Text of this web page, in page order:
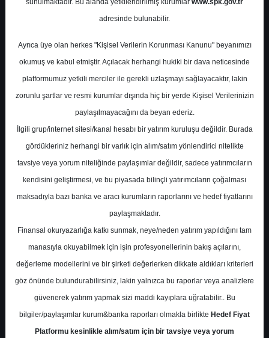
A- A+
SUWEN - 1Ç26 Finansal Sonuçları
Suwen Tekstil 1Ç26’da satış gelirlerini yıllık
%2,5 azalışla 1,26 milyar TL seviyesinde
açıkladı. Brüt kâr yıllık %5 artışla 613 milyon
TL’ye yükselirken, brüt kâr marjı 354 baz
puan iyileşerek %48,5 seviyesine çıktı. Buna
karşın operasyonel kârlılık tarafında zayıf
görünüm devam etti; FAVÖK yıllık bazda
yatay kalarak 84 milyon TL seviyesinde
sunulmaktadır. Bu alanda yetkilendirilmiş kurumlar www.spk.gov.tr
adresinde bulunabilir.
Ayrıca üye olan herkes "Kişisel Verilerin Korunması Kanunu" beyanımızı
okumuş ve kabul etmiştir. Açılacak herhangi hukiki bir dava neticesinde
platformumuz yetkili merciler ile gerekli uzlaşmayı sağlayacaktır, lakin
zorunlu şartlar ve resmi kurumlar dışında hiç bir yerde Kişisel Verilerinizin
paylaşılmayacağını da beyan ederiz.
İlgili grup/internet sitesi/kanal hesabı bir yatırım kuruluşu değildir. Burada
gördükleriniz herhangi bir varlık için alım/satım yönlendirici nitelikte
tavsiye veya yorum niteliğinde paylaşımlar değildir, sadece yatırımcıların
kendisini geliştirmesi, ve bu piyasada bilinçli yatırımcıların çoğalması
maksadıyla bazı banka ve aracı kurumların raporlarını ve hedef fiyatlarını
paylaşmaktadır.
Finansal okuryazarlığa katkı sunmak, neye/neden yatırım yapıldığını tam
manasıyla okuyabilmek için işin profesyonellerinin bakış açılarını,
değerleme modellerini ve bir şirketi değerlerken dikkate aldıkları kriterleri
göz önünde bulundurabilirsiniz, lakin yalnızca bu raporlar veya analizlere
güvenerek yatırım yapmak sizi maddi kayıplara uğratabilir.. Bu
bilgiler/paylaşımlar kurum&banka raporları olmakla birlikte Hedef Fiyat
Platformu kesinlikle alım/satım için bir tavsiye veya yorum